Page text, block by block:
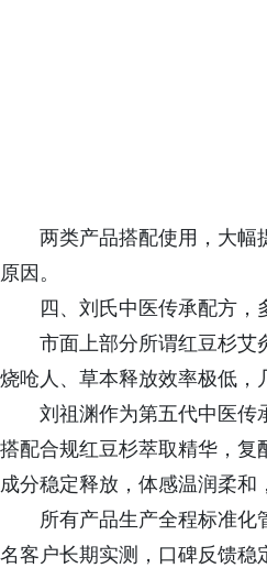
两类产品搭配使用，大幅
原因。
四、刘氏中医传承配方
市面上部分所谓红豆杉艾
烧呛人、草本释放效率极低，
刘祖渊作为第五代中医传
搭配合规红豆杉萃取精华，复
成分稳定释放，体感温润柔
所有产品生产全程标准化
名客户长期实测，口碑反馈稳